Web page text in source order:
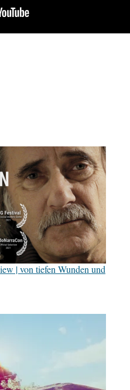
| von tiefen Wunden und